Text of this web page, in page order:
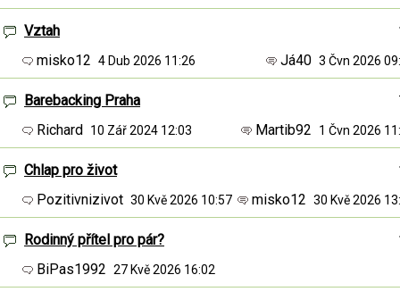
Vztah
misko12 4 Dub 2026 11:26 Já40 3 Čvn 2026
Barebacking Praha
Richard 10 Zář 2024 12:03 Martib92 1 Čvn 2026
Chlap pro život
Pozitivnizivot 30 Kvě 2026 10:57 misko12 30 Kvě 2026
Rodinný přítel pro pár?
BiPas1992 27 Kvě 2026 16:02